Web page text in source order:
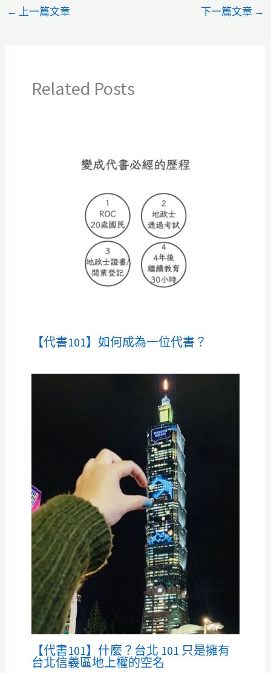
← 上一篇文章 下一篇文章 →
Related Posts
【代書101】如何成為一位代書？
【代書101】什麼？台北 101 只是擁有
台北信義區地上權的空名